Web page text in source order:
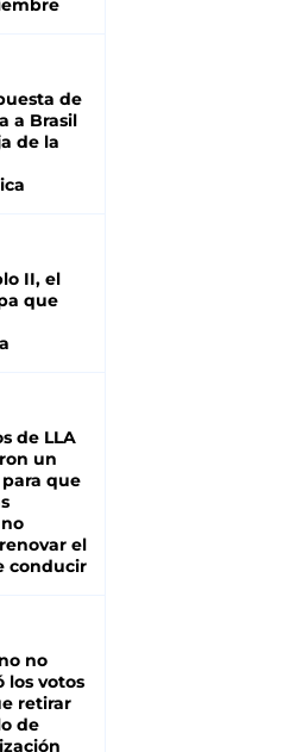
de
a Brasil
de la
II, el
que
de LLA
un
que
el
conducir
no
los votos
retirar
de